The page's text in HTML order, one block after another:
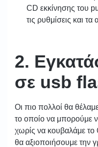
CD εκκίνησης του
τις ρυθμίσεις και τα
2.
σε usb
Οι πιο πολλοί θα
το οποίο να μπορούμε
χωρίς να κουβαλάμε το
θα αξιοποιήσουμε την